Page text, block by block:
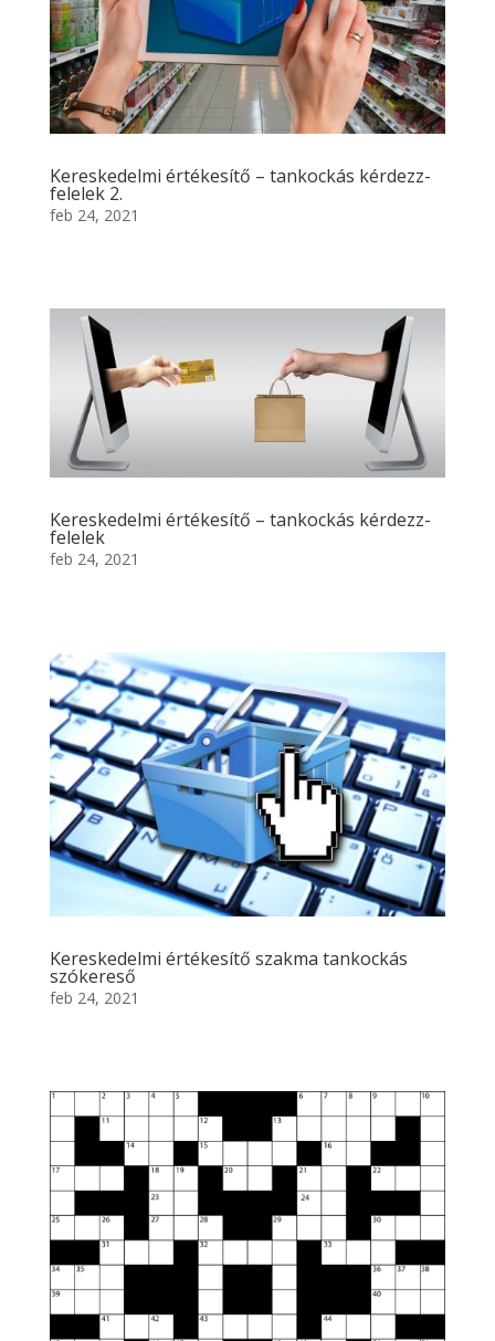
Kereskedelmi értékesítő – tankockás kérdezz-
felelek 2.
feb 24, 2021
Kereskedelmi értékesítő – tankockás kérdezz-
felelek
feb 24, 2021
Kereskedelmi értékesítő szakma tankockás
szókereső
feb 24, 2021